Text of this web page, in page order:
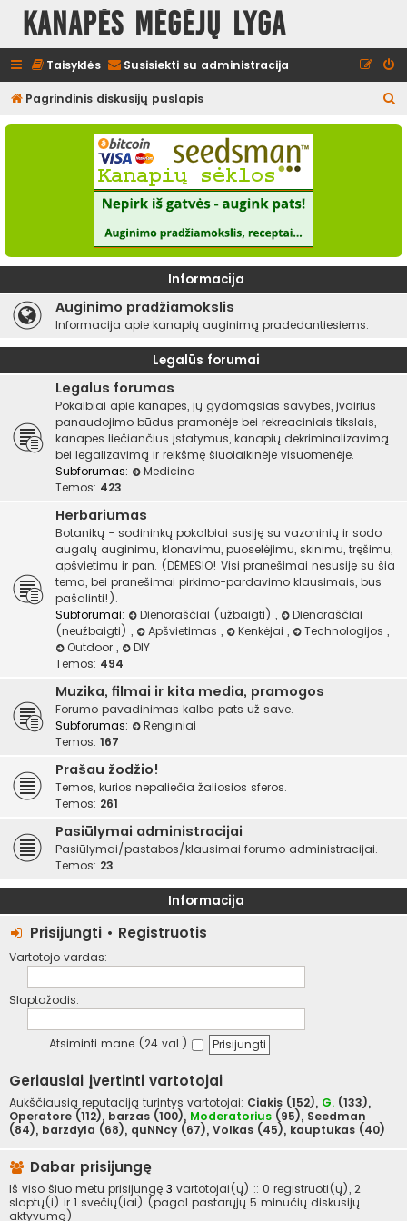
Kanapės mėgėjų lyga
Taisyklės Susisiekti su administracija
Pagrindinis diskusijų puslapis
e
Informacija
Auginimo pradžiamokslis
Informacija apie kanapių auginimą pradedantiesiems.
Legalūs forumai
Legalus forumas
Pokalbiai apie kanapes, jų gydomąsias savybes, įvairius
panaudojimo būdus pramonėje bei rekreaciniais tikslais,
kanapes liečiančius įstatymus, kanapių dekriminalizavimą
bei legalizavimą ir reikšmę šiuolaikinėje visuomenėje.
Subforumas:
Medicina
Temos: 423
Herbariumas
Botanikų - sodininkų pokalbiai susiję su vazoninių ir sodo
augalų auginimu, klonavimu, puoselėjimu, skinimu, tręšimu,
apšvietimu ir pan. (DĖMESIO! Visi pranešimai nesusiję su šia
tema, bei pranešimai pirkimo-pardavimo klausimais, bus
pašalinti!).
Subforumai:
Dienoraščiai (užbaigti) ,
Dienoraščiai
(neužbaigti) , Apšvietimas , Kenkėjai , Technologijos ,
Outdoor ,
DIY
Temos: 494
Muzika, filmai ir kita media, pramogos
Forumo pavadinimas kalba pats už save.
Subforumas:
Renginiai
Temos: 167
Prašau žodžio!
Temos, kurios nepaliečia žaliosios sferos.
Temos: 261
Pasiūlymai administracijai
Pasiūlymai/pastabos/klausimai forumo administracijai.
Temos: 23
Informacija
Prisijungti • Registruotis
Vartotojo vardas:
Slaptažodis:
Atsiminti mane (24 val.)
Geriausiai įvertinti vartotojai
Aukščiausią reputaciją turintys vartotojai: Ciakis (152), G. (133),
Operatore (112), barzas (100), Moderatorius (95), Seedman
(84), barzdyla (68), quNNcy (67), Volkas (45), kauptukas (40)
Dabar prisijungę
Iš viso šiuo metu prisijungę 3 vartotojai(ų) :: 0 registruoti(ų), 2
slaptų(i) ir 1 svečių(iai) (pagal pastarųjų 5 minučių diskusijų
aktyvumą)